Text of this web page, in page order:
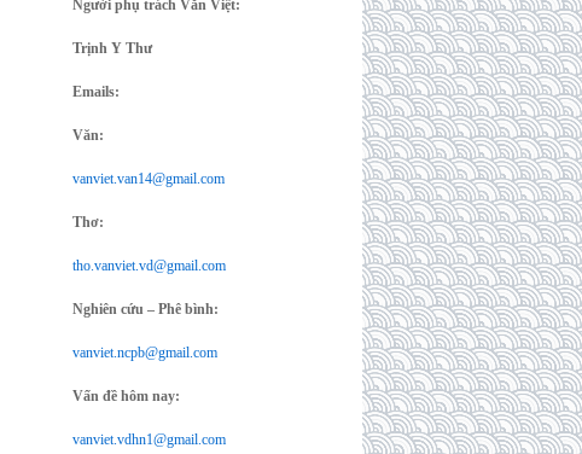
Người phụ trách Văn Việt:
Trịnh Y Thư
Emails:
Văn:
vanviet.van14@gmail.com
Thơ:
tho.vanviet.vd@gmail.com
Nghiên cứu – Phê bình:
vanviet.ncpb@gmail.com
Vấn đề hôm nay:
vanviet.vdhn1@gmail.com